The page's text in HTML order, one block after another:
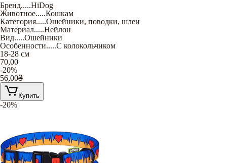
Бренд.....HiDog
Животное.....Кошкам
Категория.....Ошейники, поводки, шлеи
Материал.....Нейлон
Вид.....Ошейники
Особенности.....С колокольчиком
18-28 см
70,00
-20%
56,00₴
Купить
-20%